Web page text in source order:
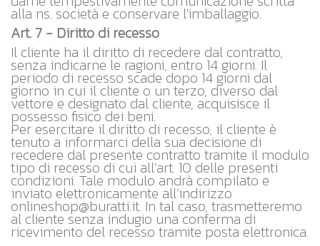
alla ns. società e conservare l'imballaggio.
Art. 7 - Diritto di recesso
Il cliente ha il diritto di recedere dal contratto,
senza indicarne le ragioni, entro 14 giorni. Il
periodo di recesso scade dopo 14 giorni dal
giorno in cui il cliente o un terzo, diverso dal
vettore e designato dal cliente, acquisisce il
possesso fisico dei beni.
Per esercitare il diritto di recesso, il cliente è
tenuto a informarci della sua decisione di
recedere dal presente contratto tramite il modulo
tipo di recesso di cui all’art. 10 delle presenti
condizioni. Tale modulo andrà compilato e
inviato elettronicamente all’indirizzo
onlineshop@buratti.it. In tal caso, trasmetteremo
al cliente senza indugio una conferma di
ricevimento del recesso tramite posta elettronica.